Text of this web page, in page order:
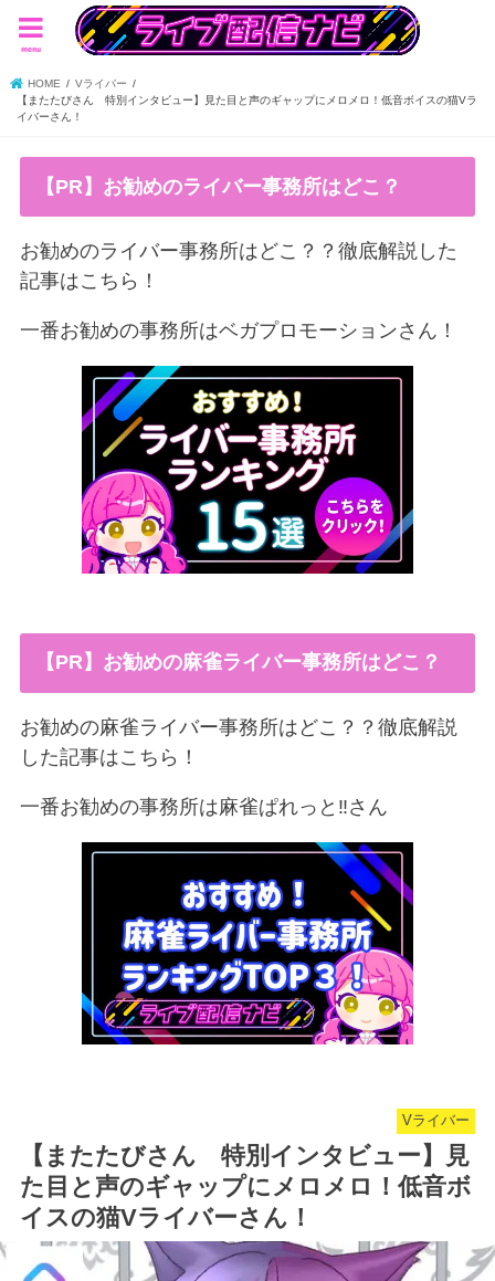
menu
HOME
Vライバー
【またたびさん 特別インタビュー】見た目と声のギャップにメロメロ！低音ボイスの猫Vラ
イバーさん！
【PR】お勧めのライバー事務所はどこ？
お勧めのライバー事務所はどこ？？徹底解説した
記事はこちら！
一番お勧めの事務所はベガプロモーションさん！
【PR】お勧めの麻雀ライバー事務所はどこ？
お勧めの麻雀ライバー事務所はどこ？？徹底解説
した記事はこちら！
一番お勧めの事務所は麻雀ぱれっと‼︎さん
Vライバー
【またたびさん 特別インタビュー】見
た目と声のギャップにメロメロ！低音ボ
イスの猫Vライバーさん！